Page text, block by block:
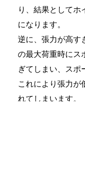
り、結果としてホ
になります。
逆に、張力が高す
の最大荷重時にス
ぎてしまい、スポ
これにより張力が
れてしまいます。